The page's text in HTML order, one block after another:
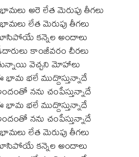
అరె లేత మెరుపు తీగలు
లేత మెరుపు తీగలు
మాసిపోయే కన్నెల అందాలు
కాంజీవరం చీరలు
వెచ్చని మోహాలు
భలే ముద్దొస్తున్నాదే
నను చంపేస్తున్నాదే
భలే ముద్దొస్తున్నాదే
నను చంపేస్తున్నాదే
లేత మెరుపు తీగలు
మాసిపోయే కన్నెల అందాలు